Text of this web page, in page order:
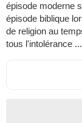
épisode moderne
épisode biblique
de religion au
tous l'intolérance ...